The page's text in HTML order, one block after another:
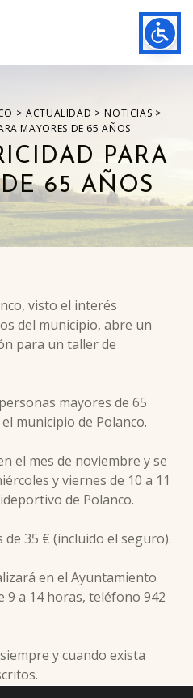
polanco
> ACTUALIDAD > NOTICIAS >
MAYORES DE 65 AÑOS
PARA
65 AÑOS
visto el interés
del municipio, abre un
para un taller de
mayores de 65
municipio de Polanco.
el mes de noviembre y se
y viernes de 10 a 11
de Polanco.
de 35 € (incluido el seguro).
en el Ayuntamiento
9 a 14 horas, teléfono 942
y cuando exista